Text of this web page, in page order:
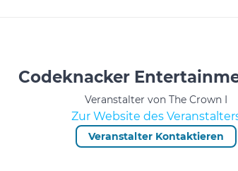
Codeknacker
Veranstalter von The Crown I
Zur Website des
Veranstalter Kontaktieren